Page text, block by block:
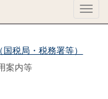
国税局・税務署等）
案内等